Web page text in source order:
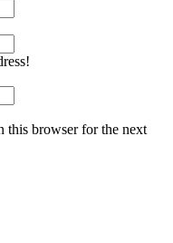
this browser for the next